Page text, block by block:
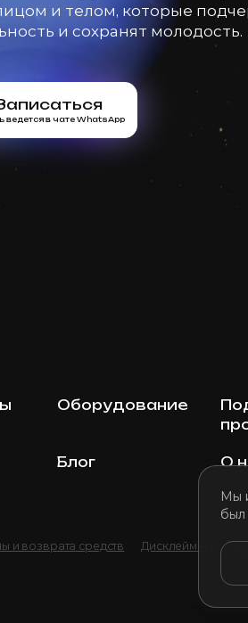
Мы
был
и телом, которые
и сохранят молодость.
ведется в чате WhatsApp
Оборудование
Блог О
и возврата средств Дисклеймер